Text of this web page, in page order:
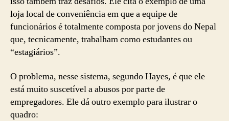
loja local de conveniência em que a equipe de
funcionários é totalmente composta por jovens do Nepal
que, tecnicamente, trabalham como estudantes ou
“estagiários”.
O problema, nesse sistema, segundo Hayes, é que ele
está muito suscetível a abusos por parte de
empregadores. Ele dá outro exemplo para ilustrar o
quadro: